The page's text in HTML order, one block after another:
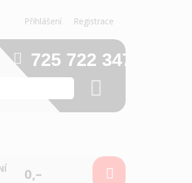
Přihlášení Registrace
725 722 347
0,–